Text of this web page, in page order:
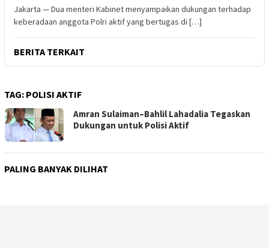
Jakarta — Dua menteri Kabinet menyampaikan dukungan terhadap
keberadaan anggota Polri aktif yang bertugas di […]
BERITA TERKAIT
TAG: POLISI AKTIF
Amran Sulaiman–Bahlil Lahadalia Tegaskan
Dukungan untuk Polisi Aktif
PALING BANYAK DILIHAT